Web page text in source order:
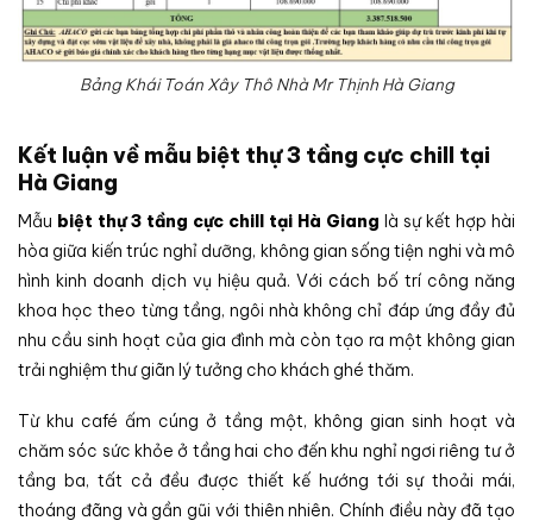
Bảng Khái Toán Xây Thô Nhà Mr Thịnh Hà Giang
Kết luận về mẫu biệt thự 3 tầng cực chill tại
Hà Giang
Mẫu biệt thự 3 tầng cực chill tại Hà Giang là sự kết hợp hài
hòa giữa kiến trúc nghỉ dưỡng, không gian sống tiện nghi và mô
hình kinh doanh dịch vụ hiệu quả. Với cách bố trí công năng
khoa học theo từng tầng, ngôi nhà không chỉ đáp ứng đầy đủ
nhu cầu sinh hoạt của gia đình mà còn tạo ra một không gian
trải nghiệm thư giãn lý tưởng cho khách ghé thăm.
Từ khu café ấm cúng ở tầng một, không gian sinh hoạt và
chăm sóc sức khỏe ở tầng hai cho đến khu nghỉ ngơi riêng tư ở
tầng ba, tất cả đều được thiết kế hướng tới sự thoải mái,
thoáng đãng và gần gũi với thiên nhiên. Chính điều này đã tạo